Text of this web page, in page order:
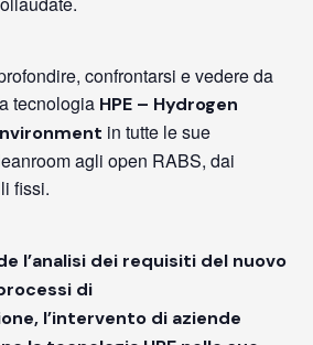
confrontarsi e vedere da
tecnologia HPE – Hydrogen
in tutte le sue
agli open RABS, dai
fissi.
l’analisi dei requisiti del nuovo
di
l’intervento di aziende